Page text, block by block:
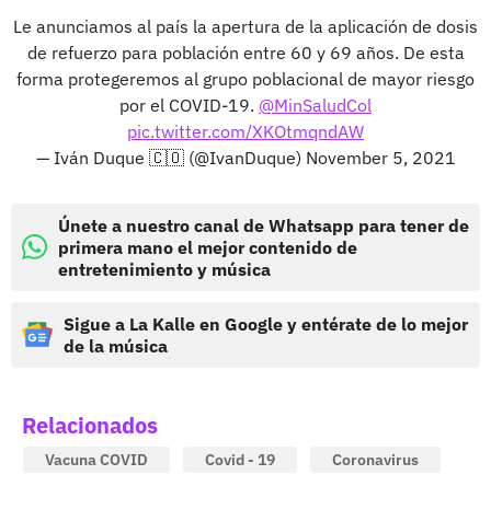
Le anunciamos al país la apertura de la aplicación de dosis
de refuerzo para población entre 60 y 69 años. De esta
forma protegeremos al grupo poblacional de mayor riesgo
por el COVID-19. @MinSaludCol
pic.twitter.com/XKOtmqndAW
— Iván Duque 🇨🇴 (@IvanDuque) November 5, 2021
Únete a nuestro canal de Whatsapp para tener de
primera mano el mejor contenido de
entretenimiento y música
Sigue a La Kalle en Google y entérate de lo mejor
de la música
Relacionados
Vacuna COVID Covid - 19 Coronavirus